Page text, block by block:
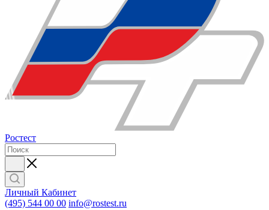
Ростест
Личный Кабинет
(495) 544 00 00 info@rostest.ru